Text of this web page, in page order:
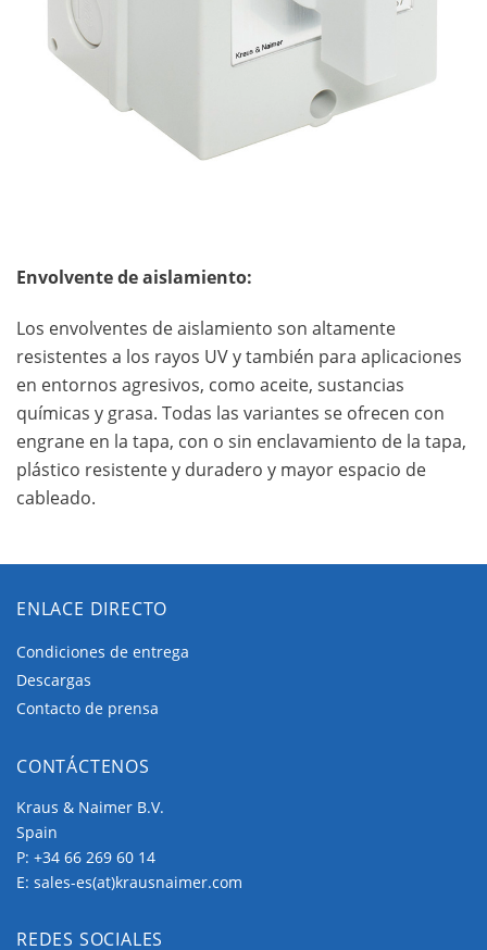
Envolvente de aislamiento:
Los envolventes de aislamiento son altamente
resistentes a los rayos UV y también para aplicaciones
en entornos agresivos, como aceite, sustancias
químicas y grasa. Todas las variantes se ofrecen con
engrane en la tapa, con o sin enclavamiento de la tapa,
plástico resistente y duradero y mayor espacio de
cableado.
ENLACE DIRECTO
Condiciones de entrega
Descargas
Contacto de prensa
CONTÁCTENOS
Kraus & Naimer B.V.
Spain
P: +34 66 269 60 14
E: sales-es(at)krausnaimer.com
REDES SOCIALES